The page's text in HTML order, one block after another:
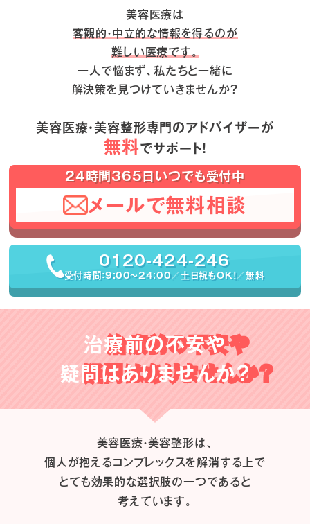
美容医療は
客観的・中立的な情報を得るのが
難しい医療です。
一人で悩まず、私たちと一緒に
解決策を見つけていきませんか？
美容医療・美容整形専門のアドバイザーが
無料でサポート！
24時間365日いつでも受付中
メールで無料相談
0120-424-246
受付時間：9:00〜24:00／土日祝もOK！／無料
治療前の不安や
疑問はありませんか？
美容医療・美容整形は、
個人が抱えるコンプレックスを解消する上で
とても効果的な選択肢の一つであると
考えています。